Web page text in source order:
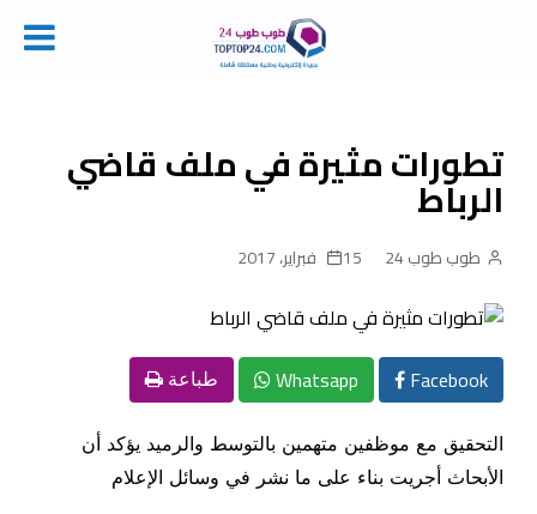
contentتطورات مثيرة في ملف قاضي
الرباط
طوب طوب 24 15 فبراير، 2017
Facebook
Whatsapp طباعة
التحقيق مع موظفين متهمين بالتوسط والرميد يؤكد أن
الأبحاث أجريت بناء على ما نشر في وسائل الإعلام